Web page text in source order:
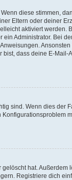
diese stimmen,
Eltern oder deiner
aktiviert werden.
Administrator. Bei
dass deine E-Mail-
sind. Wenn dies der
hat. Außerdem
Registriere dich